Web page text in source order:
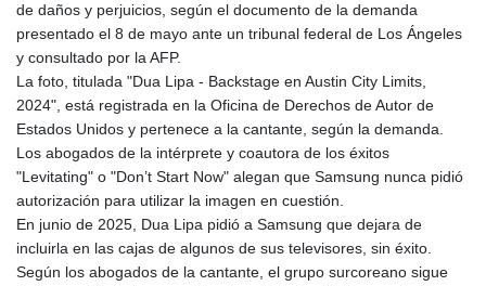
de daños y perjuicios, según el documento de la demanda
presentado el 8 de mayo ante un tribunal federal de Los Ángeles
y consultado por la AFP.
La foto, titulada "Dua Lipa - Backstage en Austin City Limits,
2024", está registrada en la Oficina de Derechos de Autor de
Estados Unidos y pertenece a la cantante, según la demanda.
Los abogados de la intérprete y coautora de los éxitos
"Levitating" o "Don’t Start Now" alegan que Samsung nunca pidió
autorización para utilizar la imagen en cuestión.
En junio de 2025, Dua Lipa pidió a Samsung que dejara de
incluirla en las cajas de algunos de sus televisores, sin éxito.
Según los abogados de la cantante, el grupo surcoreano sigue